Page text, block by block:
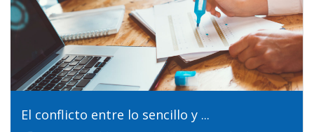
El conflicto entre lo sencillo y ...